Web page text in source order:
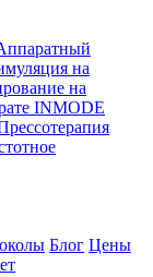
на
на
INMODE
Блог Цены